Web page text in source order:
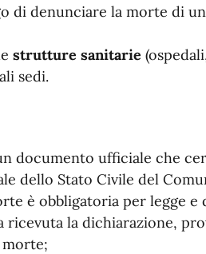
di denunciare la morte di
strutture sanitarie
sedi.
documento ufficiale che
dello Stato Civile del
è obbligatoria per legge e
ricevuta la dichiarazione,